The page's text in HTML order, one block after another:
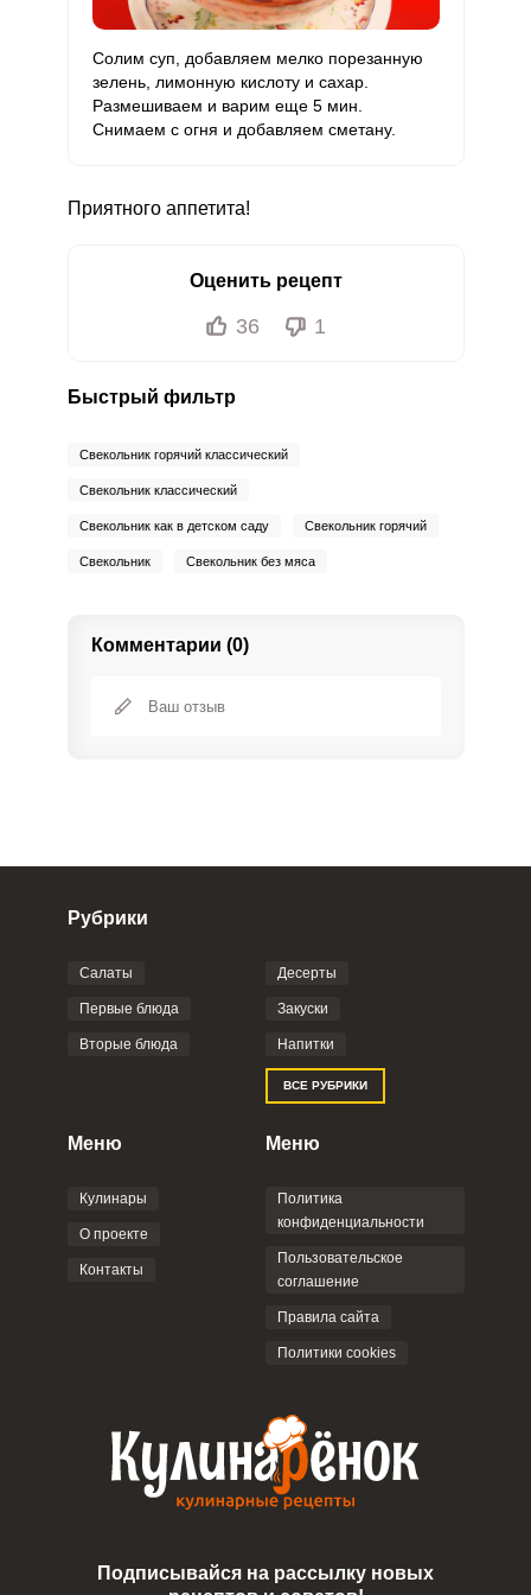
Солим суп, добавляем мелко порезанную
зелень, лимонную кислоту и сахар.
Размешиваем и варим еще 5 мин.
Снимаем с огня и добавляем сметану.
Приятного аппетита!
Оценить рецепт
36 1
Быстрый фильтр
Свекольник горячий классический
Свекольник классический
Свекольник как в детском саду Свекольник горячий
Свекольник Свекольник без мяса
Комментарии (0)
Фото до 4 шт, до 5 mb
Отправляя эту форму, вы соглашаетесь с
Политикой
Пользовательским
соглашением
Рубрики
Салаты
Первые блюда
Вторые блюда
Десерты
Закуски
Напитки
ВСЕ РУБРИКИ
Меню
Кулинары
О проекте
Контакты
Меню
Политика
конфиденциальности
Пользовательское
соглашение
Правила сайта
Политики cookies
Подписывайся на рассылку новых